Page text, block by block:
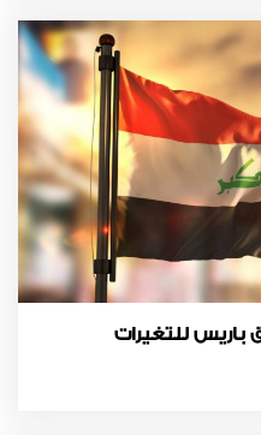
باريس للتغيرات